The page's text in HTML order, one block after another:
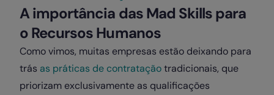
A importância das Mad Skills para
o Recursos Humanos
Como vimos, muitas empresas estão deixando para
trás as práticas de contrataçãotradicionais, que
priorizam exclusivamente as qualificações